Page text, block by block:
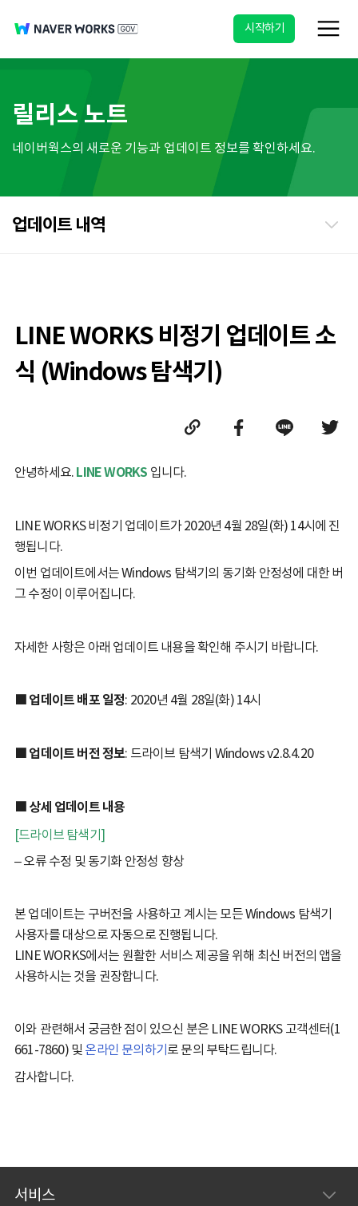
시작하기
릴리스 노트
네이버웍스의 새로운 기능과 업데이트 정보를 확인하세요.
업데이트 내역
LINE WORKS 비정기 업데이트 소
식 (Windows 탐색기)
안녕하세요. LINE WORKS 입니다.
LINE WORKS 비정기 업데이트가 2020년 4월 28일(화) 14시에 진
행됩니다.
이번 업데이트에서는 Windows 탐색기의 동기화 안정성에 대한 버
그 수정이 이루어집니다.
자세한 사항은 아래 업데이트 내용을 확인해 주시기 바랍니다.
■ 업데이트 배포 일정: 2020년 4월 28일(화) 14시
■ 업데이트 버전 정보: 드라이브 탐색기 Windows v2.8.4.20
■ 상세 업데이트 내용
[드라이브 탐색기]
– 오류 수정 및 동기화 안정성 향상
본 업데이트는 구버전을 사용하고 계시는 모든 Windows 탐색기
사용자를 대상으로 자동으로 진행됩니다.
LINE WORKS에서는 원활한 서비스 제공을 위해 최신 버전의 앱을
사용하시는 것을 권장합니다.
이와 관련해서 궁금한 점이 있으신 분은 LINE WORKS 고객센터(1
661-7860) 및 온라인 문의하기 로 문의 부탁드립니다.
감사합니다.
서비스